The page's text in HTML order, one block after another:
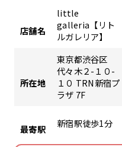
店舗名
little
galleria【リト
ルガレリア】
所在地
東京都渋谷区
代々木２-１０-
１０ TRN新宿プ
ラザ 7F
最寄駅 新宿駅徒歩1分